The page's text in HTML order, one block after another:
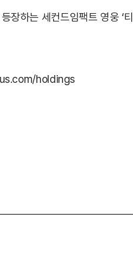
장하는 세컨드임팩트 영웅 ‘
holdings